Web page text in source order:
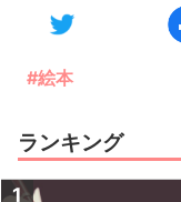
#絵本
ランキング
1